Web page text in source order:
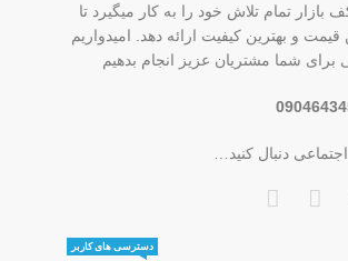
بازار تمام تلاش خود را به کار میگیرد تا
قیمت و بهترین کیفیت ارائه دهد. امیدواریم
برای شما مشتریان عزیز انجام بدهیم
دنبال کنید…
دسترسی های کاربر